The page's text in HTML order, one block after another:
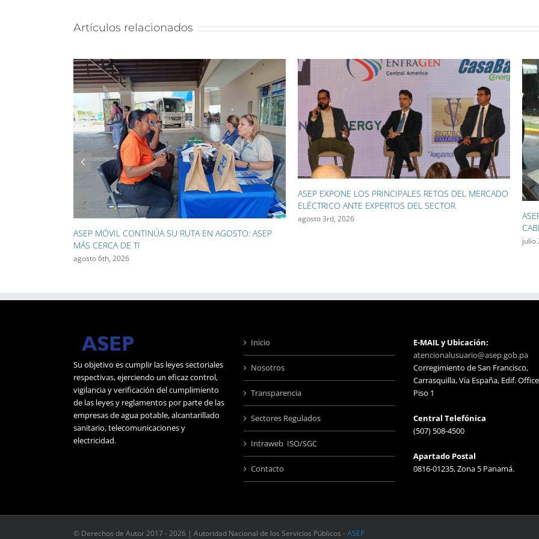
Artículos relacionados
EN AGOSTO: ASEP
ASEP EXPONE LOS PRINCIPALES RETOS DEL MERCADO
ELÉCTRICO ANTE EXPERTOS DEL SECTOR
agosto 3rd, 2026
ASEP INICIA EL RETIRO DE 130 KILÓMETROS DE
Su objetivo es cumplir las leyes sectoriales
respectivas, ejerciendo un eficaz control,
vigilancia y verificación del cumplimiento
de las leyes y reglamentos por parte de las
empresas de agua potable, alcantarillado
sanitario, telecomunicaciones y
electricidad.
Inicio
Nosotros
Transparencia
Sectores Regulados
Intraweb ISO/SGC
Contacto
E-MAIL y Ubicación:
atencionalusuario@asep.gob.pa
Corregimiento de San Francisco,
Carrasquilla, Vía España, Edif. Office
Piso 1
Central Telefónica
(507) 508-4500
Apartado Postal
0816-01235, Zona 5 Panamá.
© Derechos de Autor 2017 - 2026 | Autoridad Nacional de los Servicios Públicos -
ASEP